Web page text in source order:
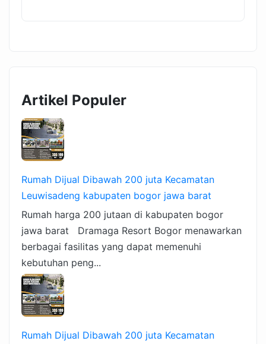
Artikel Populer
Rumah Dijual Dibawah 200 juta Kecamatan
Leuwisadeng kabupaten bogor jawa barat
Rumah harga 200 jutaan di kabupaten bogor
jawa barat Dramaga Resort Bogor menawarkan
berbagai fasilitas yang dapat memenuhi
kebutuhan peng...
Rumah Dijual Dibawah 200 juta Kecamatan